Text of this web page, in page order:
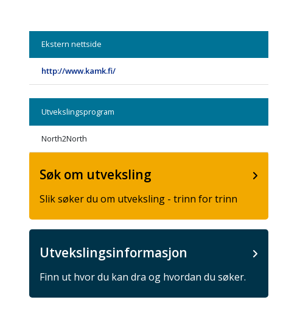
Ekstern nettside
http://www.kamk.fi/
Utvekslingsprogram
North2North
Søk om utveksling
Slik søker du om utveksling - trinn for trinn
Utvekslingsinformasjon
Finn ut hvor du kan dra og hvordan du søker.